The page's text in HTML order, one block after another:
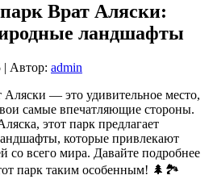
Врат Аляски:
ландшафты
| Автор: admin
— это удивительное место,
самые впечатляющие стороны.
этот парк предлагает
которые привлекают
со всего мира. Давайте подробнее
парк таким особенным! 🌲🏞️